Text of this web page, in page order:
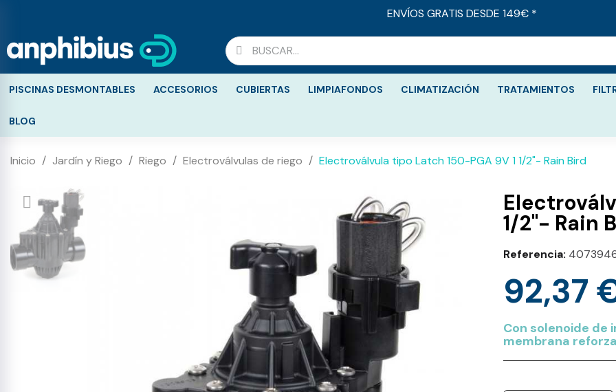
ENVÍOS GRATIS DESDE 149€ *
PISCINAS DESMONTABLES ACCESORIOS CUBIERTAS LIMPIAFONDOS CLIMATIZACIÓN TRATAMIENTOS
BLOG
Inicio Jardín y Riego Riego Electroválvulas de riego Electroválvula tipo Latch 150-PGA 9V 1 1/2"- Rain Bird
1/2"- Rain
Referencia
92,37
Con solenoide de
membrana